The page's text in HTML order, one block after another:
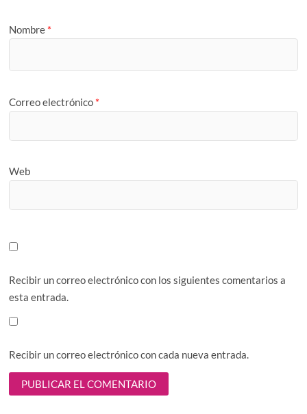
Nombre *
Correo electrónico *
Web
Recibir un correo electrónico con los siguientes comentarios a
esta entrada.
Recibir un correo electrónico con cada nueva entrada.